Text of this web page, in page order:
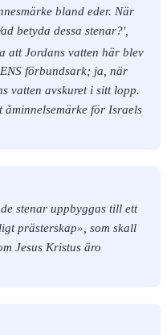
bland eder. När
betyda dessa stenar?',
att Jordans vatten här blev
förbundsark; ja, när
vatten avskuret i sitt lopp.
för Israels
stenar uppbyggas till ett
prästerskap», som skall
Jesus Kristus äro